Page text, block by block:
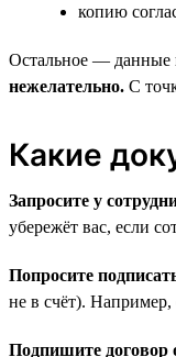
копию
Остальное — данные
нежелательно. С
Какие
Запросите у
убережёт вас, если
Попросите
не в счёт). Например,
Подпишите договор